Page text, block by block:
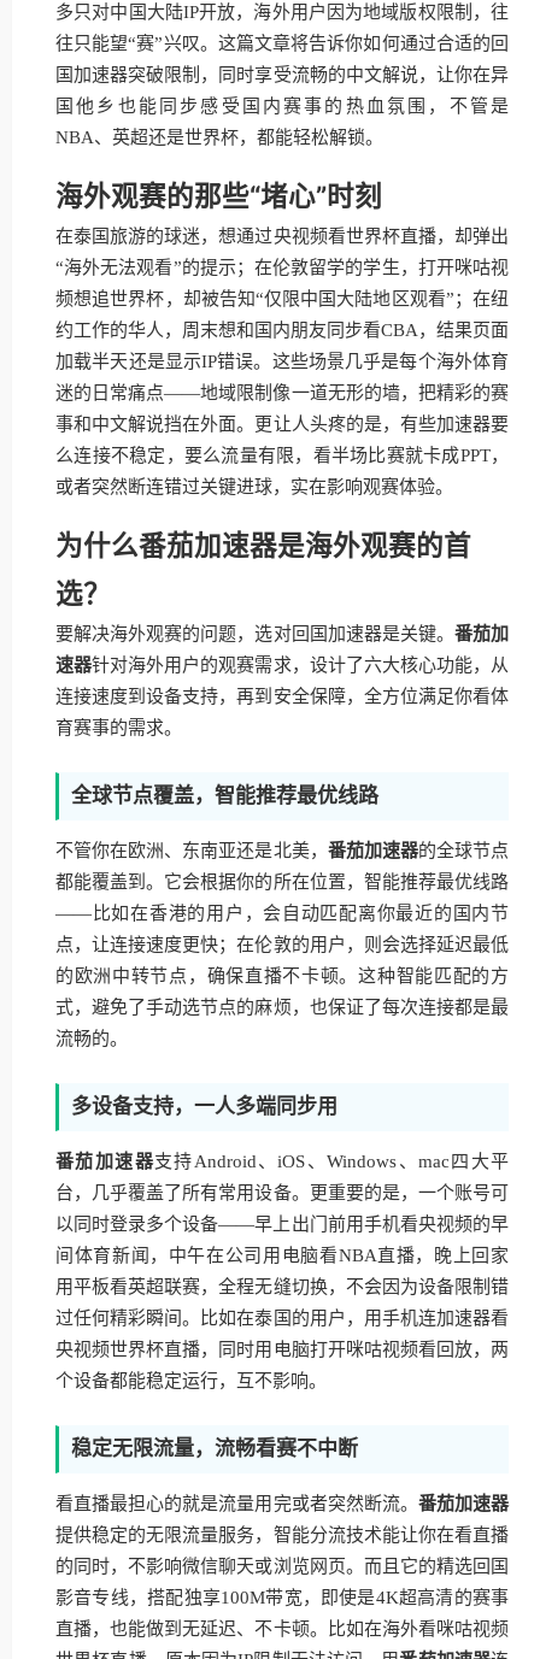
多只对中国大陆IP开放，海外用户因为地域版权限制，往
往只能望“赛”兴叹。这篇文章将告诉你如何通过合适的回
国加速器突破限制，同时享受流畅的中文解说，让你在异
国他乡也能同步感受国内赛事的热血氛围，不管是
NBA、英超还是世界杯，都能轻松解锁。
海外观赛的那些“堵心”时刻
在泰国旅游的球迷，想通过央视频看世界杯直播，却弹出
“海外无法观看”的提示；在伦敦留学的学生，打开咪咕视
频想追世界杯，却被告知“仅限中国大陆地区观看”；在纽
约工作的华人，周末想和国内朋友同步看CBA，结果页面
加载半天还是显示IP错误。这些场景几乎是每个海外体育
迷的日常痛点——地域限制像一道无形的墙，把精彩的赛
事和中文解说挡在外面。更让人头疼的是，有些加速器要
么连接不稳定，要么流量有限，看半场比赛就卡成PPT，
或者突然断连错过关键进球，实在影响观赛体验。
为什么番茄加速器是海外观赛的首
选？
要解决海外观赛的问题，选对回国加速器是关键。 番茄加
速器针对海外用户的观赛需求，设计了六大核心功能，从
连接速度到设备支持，再到安全保障，全方位满足你看体
育赛事的需求。
全球节点覆盖，智能推荐最优线路
不管你在欧洲、东南亚还是北美， 番茄加速器的全球节点
都能覆盖到。它会根据你的所在位置，智能推荐最优线路
——比如在香港的用户，会自动匹配离你最近的国内节
点，让连接速度更快；在伦敦的用户，则会选择延迟最低
的欧洲中转节点，确保直播不卡顿。这种智能匹配的方
式，避免了手动选节点的麻烦，也保证了每次连接都是最
流畅的。
多设备支持，一人多端同步用
番茄加速器支持Android、iOS、Windows、mac四大平
台，几乎覆盖了所有常用设备。更重要的是，一个账号可
以同时登录多个设备——早上出门前用手机看央视频的早
间体育新闻，中午在公司用电脑看NBA直播，晚上回家
用平板看英超联赛，全程无缝切换，不会因为设备限制错
过任何精彩瞬间。比如在泰国的用户，用手机连加速器看
央视频世界杯直播，同时用电脑打开咪咕视频看回放，两
个设备都能稳定运行，互不影响。
稳定无限流量，流畅看赛不中断
看直播最担心的就是流量用完或者突然断流。 番茄加速器
提供稳定的无限流量服务，智能分流技术能让你在看直播
的同时，不影响微信聊天或浏览网页。而且它的精选回国
影音专线，搭配独享100M带宽，即使是4K超高清的赛事
直播，也能做到无延迟、不卡顿。比如在海外看咪咕视频